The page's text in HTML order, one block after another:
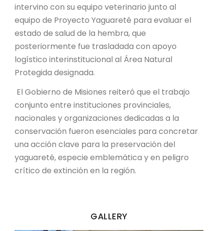
intervino con su equipo veterinario junto al
equipo de Proyecto Yaguareté para evaluar el
estado de salud de la hembra, que
posteriormente fue trasladada con apoyo
logístico interinstitucional al Área Natural
Protegida designada.
El Gobierno de Misiones reiteró que el trabajo
conjunto entre instituciones provinciales,
nacionales y organizaciones dedicadas a la
conservación fueron esenciales para concretar
una acción clave para la preservación del
yaguareté, especie emblemática y en peligro
crítico de extinción en la región.
GALLERY